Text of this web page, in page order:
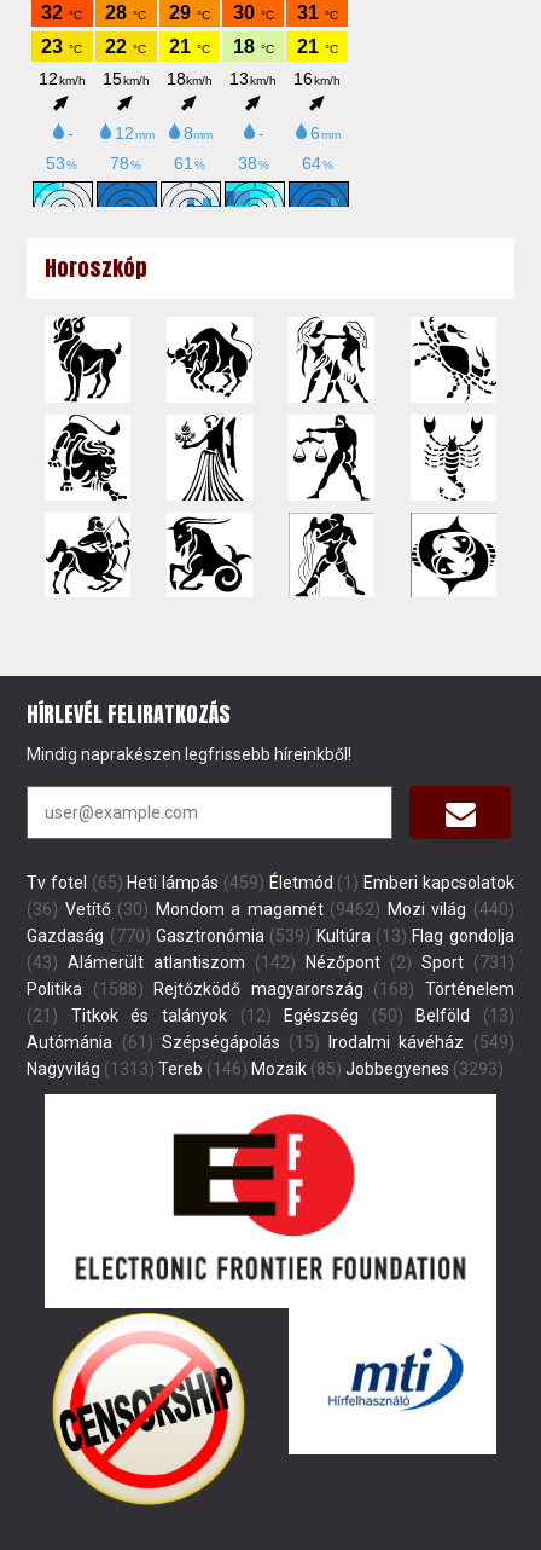
Horoszkóp
HÍRLEVÉL FELIRATKOZÁS
Mindig naprakészen legfrissebb híreinkből!
Tv fotel (65) Heti lámpás (459) Életmód (1) Emberi kapcsolatok
(36) Vetítő(30) Mondom a magamét(9462) Mozi világ (440)
Gazdaság (770) Gasztronómia (539) Kultúra(13) Flag gondolja
(43) Alámerült atlantiszom (142) Nézőpont(2) Sport(731)
Politika (1588) Rejtőzködő magyarország (168)
Történelem
(21)
Titkok és talányok(12) Egészség (50) Belföld
(13)
Autómánia (61) Szépségápolás (15) Irodalmi kávéház (549)
Nagyvilág (1313) Tereb (146) Mozaik (85) Jobbegyenes (3293)